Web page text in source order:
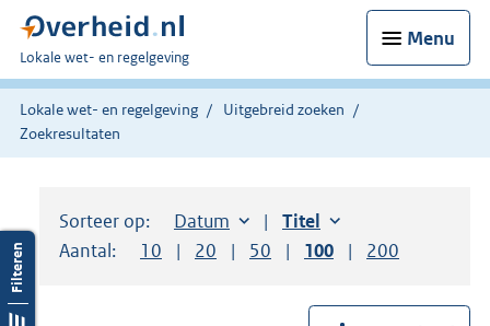
Menu
U
bent
hier:
Lokale wet- en regelgeving
Lokale wet- en regelgeving
Uitgebreid zoeken
Zoekresultaten
Sorteer op: Sorteer op:
Datum aflopendSorteer op:
Titel oplopend
Aantal:
Toon
10 resultaten per pagina
Toon
20 resultaten per pagina
Toon
50 resultaten per pagina
Toon
100 resultaten per
Toon
200